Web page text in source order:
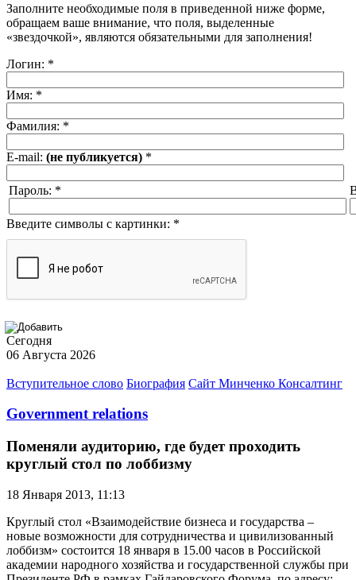
Заполните необходимые поля в приведенной ниже форме,
обращаем ваше внимание, что поля, выделенные
«звездочкой», являются обязательными для заполнения!
Логин: *
Имя: *
Фамилия: *
E-mail: (не публикуется) *
Пароль: *
Введите символы с картинки: *
Сегодня
06 Августа 2026
Вступительное слово Биография Сайт Минченко Консалтинг
Government relations
Поменяли аудиторию, где будет проходить
круглый стол по лоббизму
18 Января 2013, 11:13
Круглый стол «Взаимодействие бизнеса и государства –
новые возможности для сотрудничества и цивилизованный
лоббизм» состоится 18 января в 15.00 часов в Российской
академии народного хозяйства и государственной службы при